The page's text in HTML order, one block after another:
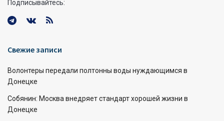
Подписывайтесь:
Свежие записи
Волонтеры передали полтонны воды нуждающимся в
Донецке
Собянин: Москва внедряет стандарт хорошей жизни в
Донецке